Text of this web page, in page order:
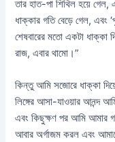
তার হাত-পা শিথিল হয়ে
ধাক্কার গতি বেড়ে গেল,
শেষবারের মতো একটা ধাক্কা
রাজ, এবার থামো।”
কিন্তু আমি সজোরে ধাক্কা
লিঙ্গের আসা-যাওয়ার আনন্দ
এবং কিছুক্ষণ পর আমি আমার
আবার অর্গাজম করল এবং